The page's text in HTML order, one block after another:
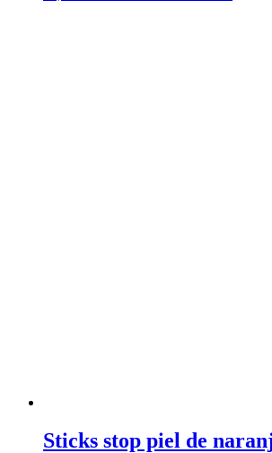
Sticks stop piel de